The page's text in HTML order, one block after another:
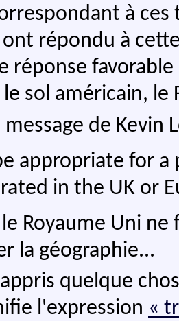
à
répondu à
réponse
sol américain, le
de Kevin
appropriate for a
in the UK or
Royaume Uni
la géographie...
quelque
l'expression «